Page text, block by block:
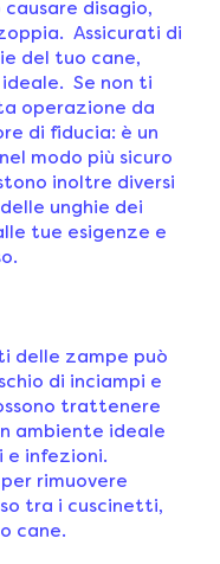
disagio,
Assicurati di
del tuo cane,
Se non ti
operazione da
di fiducia: è un
modo più sicuro
inoltre diversi
unghie dei
tue esigenze e
delle zampe può
di inciampi e
trattenere
ambiente ideale
e infezioni.
rimuovere
tra i cuscinetti,
cane.